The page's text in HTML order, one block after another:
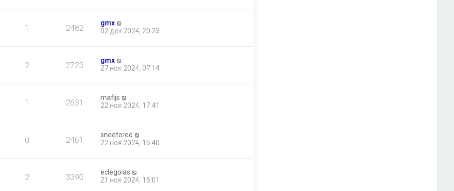
1 2482
gmx
02 дек 2024, 20:23
2 2723
gmx
27 ноя 2024, 07:14
1 2631
mafijs
22 ноя 2024, 17:41
0 2461
sneetered
22 ноя 2024, 15:40
2 3390
eclegolas
21 ноя 2024, 15:01